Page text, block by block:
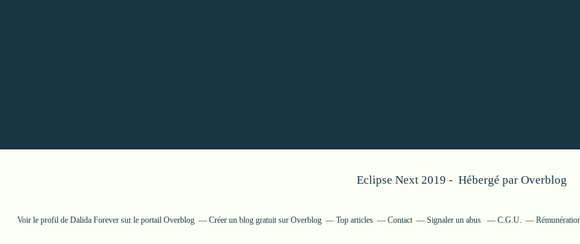
Eclipse Next 2019 - Hébergé par Overblog
Voir le profil de Dalida Forever sur le portail Overblog Créer un blog gratuit sur Overblog Top articles Contact Signaler un abus C.G.U.